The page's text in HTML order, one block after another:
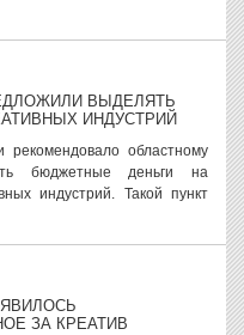
ВЫДЕЛЯТЬ
ИНДУСТРИЙ
рекомендовало областному
бюджетные деньги на
индустрий. Такой пункт
ЗА КРЕАТИВ